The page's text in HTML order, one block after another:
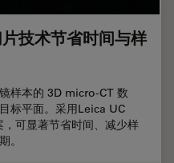
技术节省时间与样
样本的 3D micro-CT 数
标平面。采用Leica UC
可显著节省时间、减少样
。